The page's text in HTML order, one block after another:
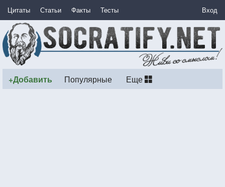
Цитаты Статьи Факты Тесты Вход
+Добавить Популярные Еще